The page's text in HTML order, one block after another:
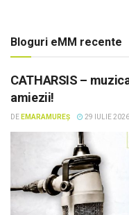
Bloguri eMM recente
CATHARSIS –
amiezii!
DE EMARAMUREȘ 29 IULIE 2026